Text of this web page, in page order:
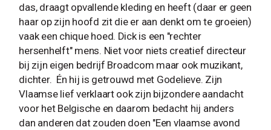
das, draagt opvallende kleding en heeft (daar er geen
haar op zijn hoofd zit die er aan denkt om te groeien)
vaak een chique hoed. Dick is een "rechter
hersenhelft" mens. Niet voor niets creatief directeur
bij zijn eigen bedrijf Broadcom maar ook muzikant,
dichter. Én hij is getrouwd met Godelieve. Zijn
Vlaamse lief verklaart ook zijn bijzondere aandacht
voor het Belgische en daarom bedacht hij anders
dan anderen dat zouden doen "Een vlaamse avond